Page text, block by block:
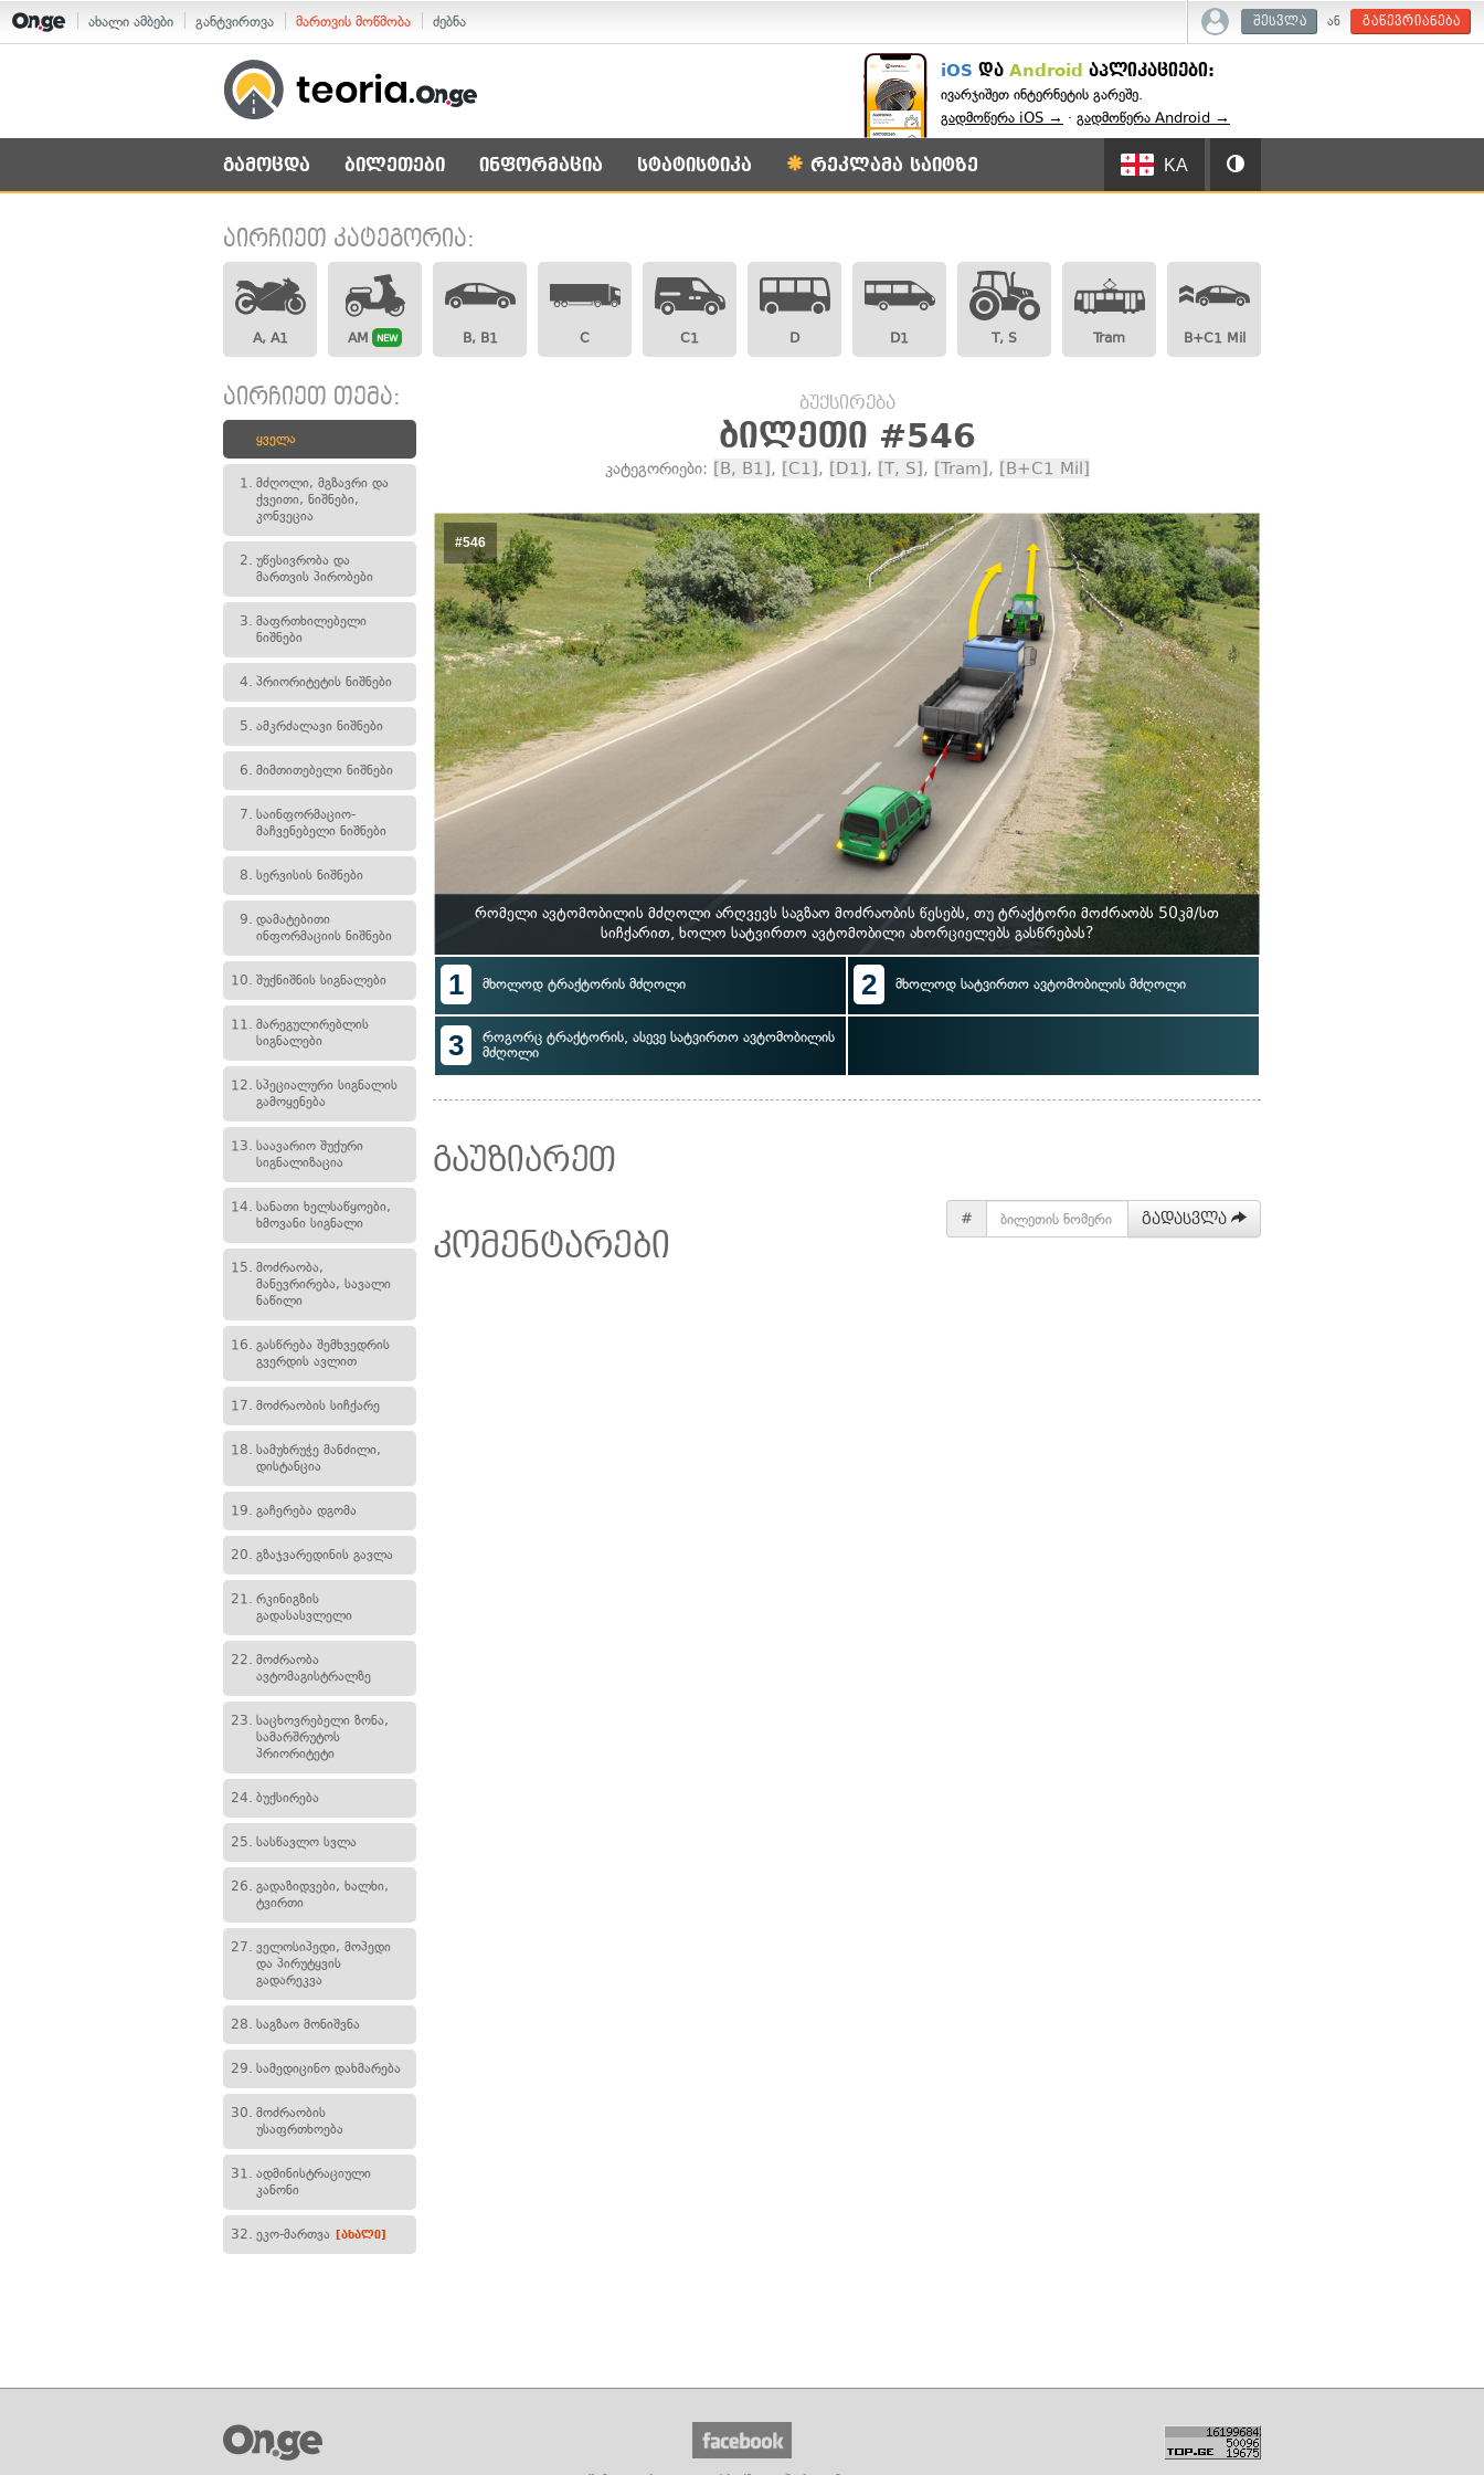
ახალი ამბები განტვირთვა მართვის მოწმობა ძებნა შესვლა ან გაწევრიანება
iOS და Android აპლიკაციები:
ივარჯიშეთ ინტერნეტის გარეშე.
გადმოწერა iOS → · გადმოწერა Android →
გამოცდა ბილეთები ინფორმაცია სტატისტიკა რეკლამა საიტზე KA
აირჩიეთ კატეგორია:
A, A1 AM NEW B, B1 C C1 D D1 T, S Tram B+C1 Mil
აირჩიეთ თემა:
ყველა
1. მძღოლი, მგზავრი და
ქვეითი, ნიშნები,
კონვეცია
2. უწესივრობა და
მართვის პირობები
3. მაფრთხილებელი
ნიშნები
4. პრიორიტეტის ნიშნები
5. ამკრძალავი ნიშნები
6. მიმთითებელი ნიშნები
7. საინფორმაციო-
მაჩვენებელი ნიშნები
8. სერვისის ნიშნები
9. დამატებითი
ინფორმაციის ნიშნები
10. შუქნიშნის სიგნალები
11. მარეგულირებლის
სიგნალები
12. სპეციალური სიგნალის
გამოყენება
13. საავარიო შუქური
სიგნალიზაცია
14. სანათი ხელსაწყოები,
ხმოვანი სიგნალი
15. მოძრაობა,
მანევრირება, სავალი
ნაწილი
16. გასწრება შემხვედრის
გვერდის ავლით
17. მოძრაობის სიჩქარე
18. სამუხრუჭე მანძილი,
დისტანცია
19. გაჩერება დგომა
20. გზაჯვარედინის გავლა
21. რკინიგზის
გადასასვლელი
22. მოძრაობა
ავტომაგისტრალზე
23. საცხოვრებელი ზონა,
სამარშრუტოს
პრიორიტეტი
24. ბუქსირება
25. სასწავლო სვლა
26. გადაზიდვები, ხალხი,
ტვირთი
27. ველოსიპედი, მოპედი
და პირუტყვის
გადარეკვა
28. საგზაო მონიშვნა
29. სამედიცინო დახმარება
30. მოძრაობის
უსაფრთხოება
31. ადმინისტრაციული
კანონი
32. ეკო-მართვა [ახალი]
ბუქსირება
ბილეთი #546
კატეგორიები: [B, B1], [C1], [D1], [T, S], [Tram], [B+C1 Mil]
#546
რომელი ავტომობილის მძღოლი არღვევს საგზაო მოძრაობის წესებს, თუ ტრაქტორი მოძრაობს 50კმ/სთ
სიჩქარით, ხოლო სატვირთო ავტომობილი ახორციელებს გასწრებას?
1 მხოლოდ ტრაქტორის მძღოლი 2 მხოლოდ სატვირთო ავტომობილის მძღოლი
3
როგორც ტრაქტორის, ასევე სატვირთო ავტომობილის
მძღოლი
# გადასვლა
გაუზიარეთ
კომენტარები